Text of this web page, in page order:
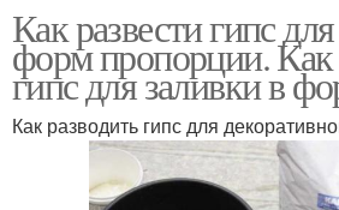
Как развести гипс
форм пропорции. Как
гипс для заливки в
Как разводить гипс для